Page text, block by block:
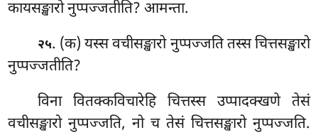
कायसङ्खारो नुप्पज्जतीति? आमन्ता.
२५. (क) यस्स वचीसङ्खारो नुप्पज्जति तस्स चित्तसङ्खारो
नुप्पज्जतीति?
विना वितक्कविचारेहि चित्तस्स उप्पादक्खणे तेसं
वचीसङ्खारो नुप्पज्जति, नो च तेसं चित्तसङ्खारो नुप्पज्जति.